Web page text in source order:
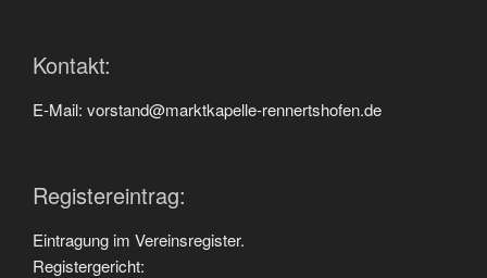
Kontakt:
E-Mail: vorstand@marktkapelle-rennertshofen.de
Registereintrag:
Eintragung im Vereinsregister.
Registergericht: